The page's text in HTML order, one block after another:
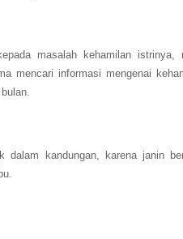
masalah kehamilan istrinya,
mencari informasi mengenai
dalam kandungan, karena janin